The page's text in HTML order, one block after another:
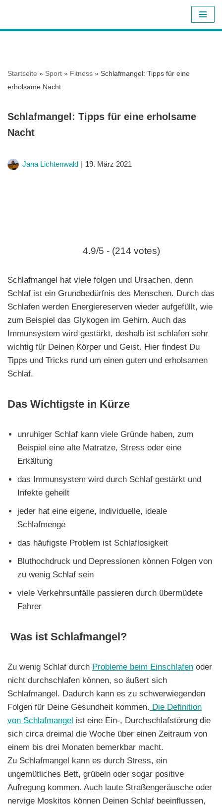
Z
l
t
p
Startseite » Sport » Fitness » Schlafmangel: Tipps für eine
erholsame Nacht
Schlafmangel: Tipps für eine erholsame
Nacht
Jana Lichtenwald 19. März 2021
4.9/5 - (214 votes)
Schlafmangel hat viele folgen und Ursachen, denn
Schlaf ist ein Grundbedürfnis des Menschen. Durch das
Schlafen werden Energiereserven wieder aufgefüllt, wie
zum Beispiel das Glykogen im Gehirn. Auch das
Immunsystem wird gestärkt, deshalb ist schlafen sehr
wichtig für Deinen Körper und Geist. Hier findest Du
Tipps und Tricks rund um einen guten und erholsamen
Schlaf.
Das Wichtigste in Kürze
unruhiger Schlaf kann viele Gründe haben, zum
Beispiel eine alte Matratze, Stress oder eine
Erkältung
das Immunsystem wird durch Schlaf gestärkt und
Infekte geheilt
jeder hat eine eigene, individuelle, ideale
Schlafmenge
das häufigste Problem ist Schlaflosigkeit
Bluthochdruck und Depressionen können Folgen von
zu wenig Schlaf sein
viele Verkehrsunfälle passieren durch übermüdete
Fahrer
Was ist Schlafmangel?
Zu wenig Schlaf durch Probleme beim Einschlafen oder
nicht durchschlafen können, so äußert sich
Schlafmangel. Dadurch kann es zu schwerwiegenden
Folgen für Deine Gesundheit kommen. Die Definition
von Schlafmangel ist eine Ein-, Durchschlafstörung die
sich circa dreimal die Woche über einen Zeitraum von
einem bis drei Monaten bemerkbar macht.
Zu Schlafmangel kann es durch Stress, ein
ungemütliches Bett, grübeln oder sogar positive
Aufregung kommen. Auch laute Straßengeräusche oder
nervige Moskitos können Deinen Schlaf beeinflussen,